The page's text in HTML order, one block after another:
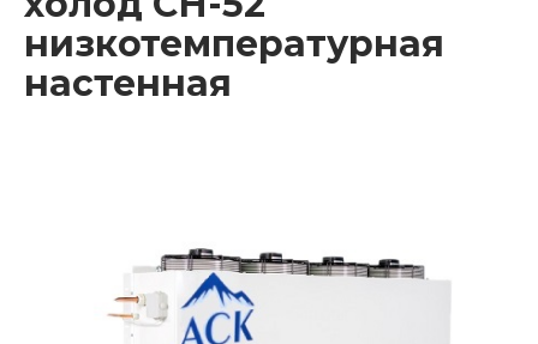
низкотемпературная
настенная